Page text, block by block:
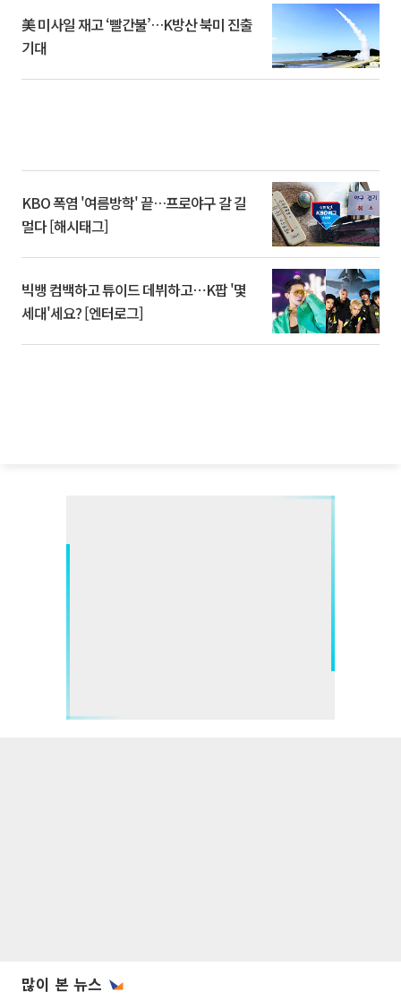
美 미사일 재고 ‘빨간불’…K방산 북미 진출
기대
KBO 폭염 '여름방학' 끝…프로야구 갈 길
멀다 [해시태그]
빅뱅 컴백하고 튜이드 데뷔하고⋯K팝 '몇
세대'세요? [엔터로그]
많이 본 뉴스